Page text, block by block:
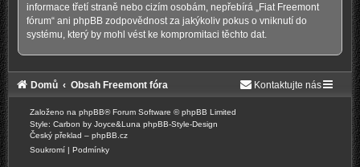
informace třetí straně nebo cizím osobám, nepřebírá „Fiat Freemont
fórum“ ani phpBB zodpovědnost za jakýkoliv pokus o vniknutí do
systému, který by mohl vést ke kompromitaci těchto dat.
Domů Obsah Freemont fóra Kontaktujte nás
Založeno na phpBB® Forum Software © phpBB Limited
Style: Carbon by Joyce&Luna phpBB-Style-Design
Český překlad – phpBB.cz
Soukromí | Podmínky